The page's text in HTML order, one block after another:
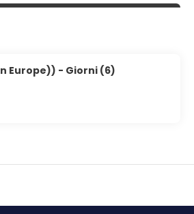
Europe)) - Giorni (6)